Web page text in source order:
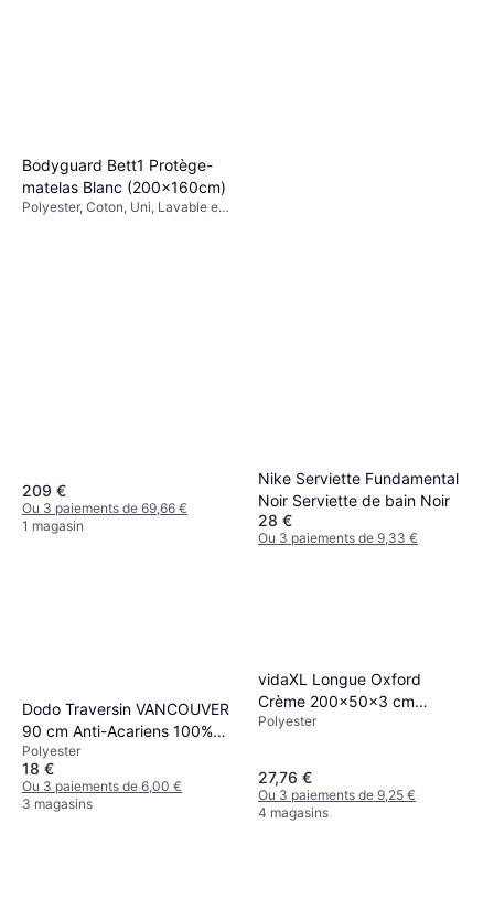
Bodyguard Bett1 Protège-
matelas Blanc (200x160cm)
Polyester, Coton, Uni, Lavable en
209 €
Ou 3 paiements de 69,66 €
1 magasin
Nike Serviette Fundamental
Noir Serviette de bain Noir
28 €
Ou 3 paiements de 9,33 €
Dodo Traversin VANCOUVER
90 cm Anti-Acariens 100%
Polyester Blanc Coussin de
Décoration Complet Blanc
Polyester
18 €
Ou 3 paiements de 6,00 €
3 magasins
vidaXL Longue Oxford
Crème 200x50x3 cm
Coussin de chaise Beige
Polyester
27,76 €
Ou 3 paiements de 9,25 €
4 magasins